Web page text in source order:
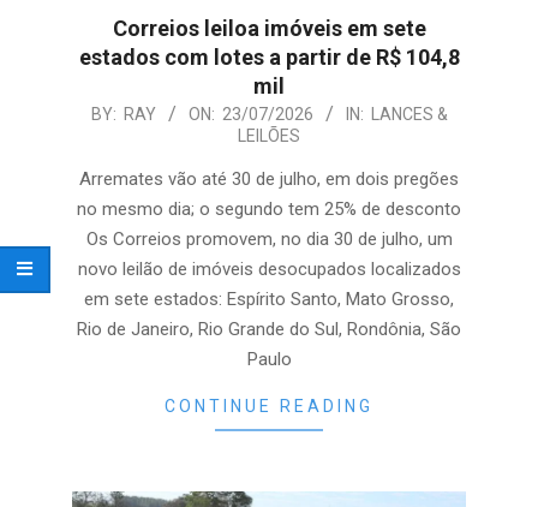
Correios leiloa imóveis em sete
estados com lotes a partir de R$ 104,8
mil
2026-
23
BY: RAY ON: 23/07/2026 IN: LANCES &
LEILÕES
Arremates vão até 30 de julho, em dois pregões
no mesmo dia; o segundo tem 25% de desconto
Os Correios promovem, no dia 30 de julho, um
novo leilão de imóveis desocupados localizados
em sete estados: Espírito Santo, Mato Grosso,
Rio de Janeiro, Rio Grande do Sul, Rondônia, São
Paulo
CONTINUE READING